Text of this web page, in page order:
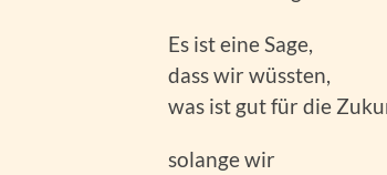
Es ist eine Sage,
dass wir wüssten,
was ist gut für die
solange wir